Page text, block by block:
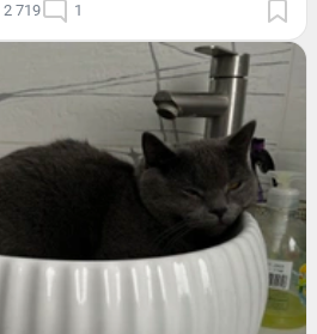
2 719 1